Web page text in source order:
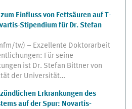
Einfluss von Fettsäuren auf T-
Stipendium für Dr. Stefan
tw) – Exzellente Doktorarbeit
Für seine
ist Dr. Stefan Bittner von
der Universität…
Erkrankungen des
auf der Spur: Novartis-